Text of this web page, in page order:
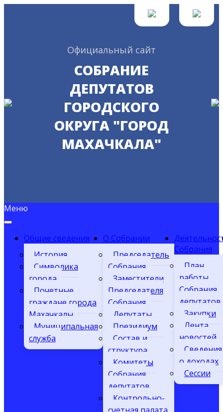
Официальный сайт
СОБРАНИЕ
ДЕПУТАТОВ
ГОРОДСКОГО
ОКРУГА "ГОРОД
МАХАЧКАЛА"
Меню
Общие сведения
История
Символика
города
Почетные
граждане города
Махачкалы
Муниципальная
служба
О Собрании
Председатель
Собрания
Заместители
Председателя
Собрания
Депутаты
Президиум
Состав и
структура
Комитеты
Собрания
депутатов
Контрольно-
Собрания
План
работы
Собрания
депутатов
Закупки
Лента
новостей
Сведения
о доходах
Сессии